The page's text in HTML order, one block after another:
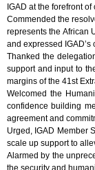
IGAD at the forefront
Commended the
represents the African
and expressed
Thanked the
support and input to
margins of the 41st
Welcomed the
confidence building
agreement and
Urged, IGAD Member
scale up support to
Alarmed by the
the security and